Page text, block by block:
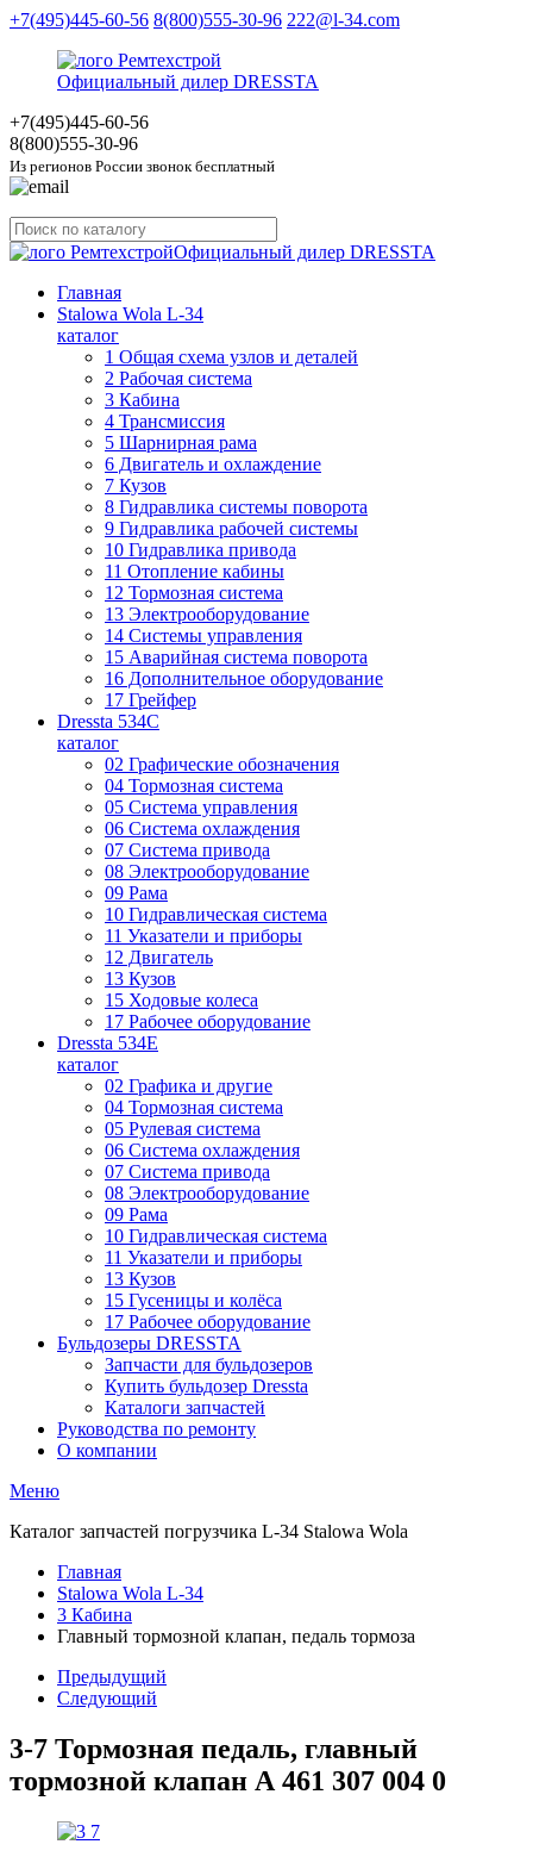
+7(495)445-60-56 8(800)555-30-96 222@l-34.com
Официальный дилер DRESSTA
+7(495)445-60-56
8(800)555-30-96
Из регионов России звонок бесплатный
Официальный дилер DRESSTA
Главная
Stalowa Wola L-34
каталог
1 Общая схема узлов и деталей
2 Рабочая система
3 Кабина
4 Трансмиссия
5 Шарнирная рама
6 Двигатель и охлаждение
7 Кузов
8 Гидравлика системы поворота
9 Гидравлика рабочей системы
10 Гидравлика привода
11 Отопление кабины
12 Тормозная система
13 Электрооборудование
14 Системы управления
15 Аварийная система поворота
16 Дополнительное оборудование
17 Грейфер
Dressta 534C
каталог
02 Графические обозначения
04 Тормозная система
05 Система управления
06 Система охлаждения
07 Система привода
08 Электрооборудование
09 Рама
10 Гидравлическая система
11 Указатели и приборы
12 Двигатель
13 Кузов
15 Ходовые колеса
17 Рабочее оборудование
Dressta 534E
каталог
02 Графика и другие
04 Тормозная система
05 Рулевая система
06 Система охлаждения
07 Система привода
08 Электрооборудование
09 Рама
10 Гидравлическая система
11 Указатели и приборы
13 Кузов
15 Гусеницы и колёса
17 Рабочее оборудование
Бульдозеры DRESSTA
Запчасти для бульдозеров
Купить бульдозер Dressta
Каталоги запчастей
Руководства по ремонту
О компании
Меню
Каталог запчастей погрузчика L-34 Stalowa Wola
Главная
Stalowa Wola L-34
3 Кабина
Главный тормозной клапан, педаль тормоза
Предыдущий
Следующий
3-7 Тормозная педаль, главный
тормозной клапан A 461 307 004 0